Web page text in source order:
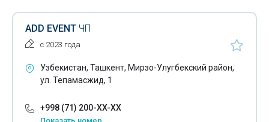
Гальванопокрытие
Гибка металла
Гидрогеологическое бурение
Райгазы
ADD EVENT ЧП
с 2023 года
Узбекистан, Ташкент, Мирзо-Улугбекский район,
ул. Тепамасжид, 1
+998 (71) 200-XX-XX